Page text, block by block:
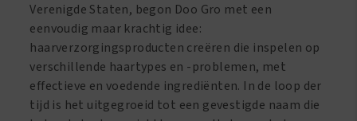
Verenigde Staten, begon Doo Gro met een
eenvoudig maar krachtig idee:
haarverzorgingsproducten creëren die inspelen op
verschillende haartypes en -problemen, met
effectieve en voedende ingrediënten. In de loop der
tijd is het uitgegroeid tot een gevestigde naam die